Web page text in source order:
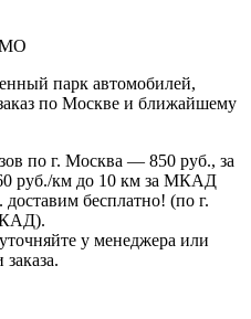
МО
парк автомобилей,
по Москве и ближайшему
по г. Москва — 850 руб., за
руб./км до 10 км за МКАД
бесплатно! (по г.
у менеджера или